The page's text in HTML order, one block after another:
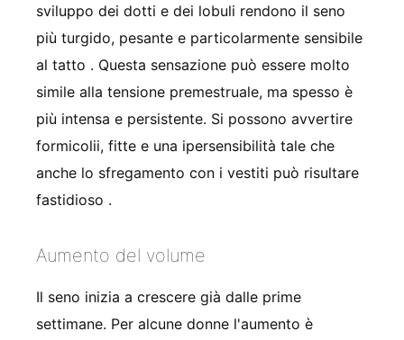
sviluppo dei dotti e dei lobuli rendono il seno
più turgido, pesante e particolarmente sensibile
al tatto . Questa sensazione può essere molto
simile alla tensione premestruale, ma spesso è
più intensa e persistente. Si possono avvertire
formicolii, fitte e una ipersensibilità tale che
anche lo sfregamento con i vestiti può risultare
fastidioso .
Aumento del volume
Il seno inizia a crescere già dalle prime
settimane. Per alcune donne l'aumento è